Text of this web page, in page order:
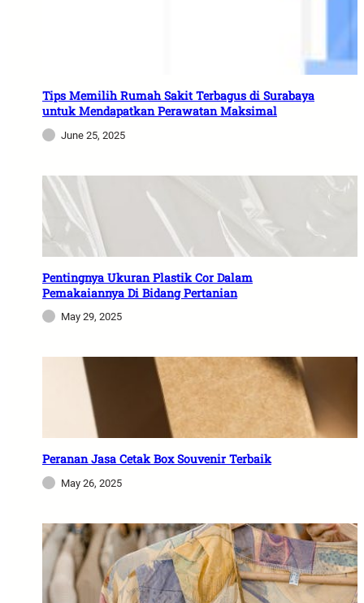
Tips Memilih Rumah Sakit Terbagus di Surabaya
untuk Mendapatkan Perawatan Maksimal
June 25, 2025
Pentingnya Ukuran Plastik Cor Dalam
Pemakaiannya Di Bidang Pertanian
May 29, 2025
Peranan Jasa Cetak Box Souvenir Terbaik
May 26, 2025